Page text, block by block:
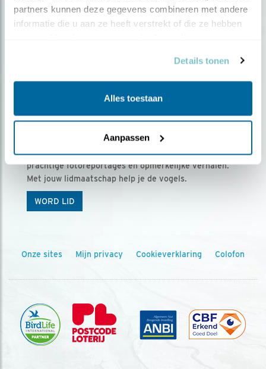
partners kunnen deze gegevens combineren met andere
informatie die u aan ze heeft verstrekt of die ze hebben
Details tonen
Alles toestaan
Aanpassen
Ontvang 5 x Vogels voor € 36,00 per jaar
Vogels is het tijdschrift voor onze leden, met
prachtige fotoreportages en opmerkelijke verhalen.
Met jouw lidmaatschap help je de vogels.
WORD LID
Onze sites Mijn privacy Cookieverklaring Colofon